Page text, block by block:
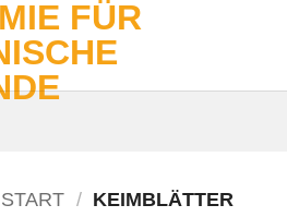
START / KEIMBLÄTTER